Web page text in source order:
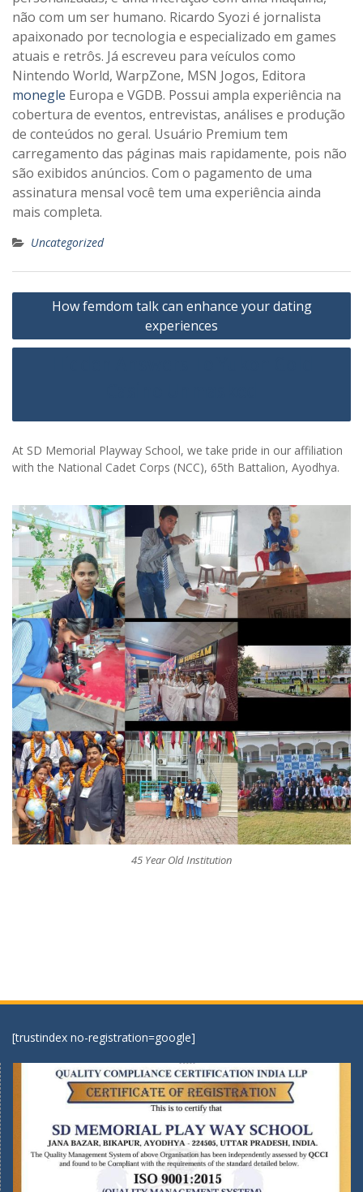
não com um ser humano. Ricardo Syozi é jornalista
apaixonado por tecnologia e especializado em games
atuais e retrôs. Já escreveu para veículos como
Nintendo World, WarpZone, MSN Jogos, Editora
monegle Europa e VGDB. Possui ampla experiência na
cobertura de eventos, entrevistas, análises e produção
de conteúdos no geral. Usuário Premium tem
carregamento das páginas mais rapidamente, pois não
são exibidos anúncios. Com o pagamento de uma
assinatura mensal você tem uma experiência ainda
mais completa.
Uncategorized
Post
How femdom talk can enhance your dating
experiences
At SD Memorial Playway School, we take pride in our affiliation
with the National Cadet Corps (NCC), 65th Battalion, Ayodhya.
45 Year Old Institution
[trustindex no-registration=google]